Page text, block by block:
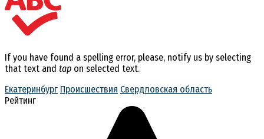
If you have found a spelling error, please, notify us by selecting
that text and tap on selected text.
Екатеринбург Происшествия Свердловская область
Рейтинг